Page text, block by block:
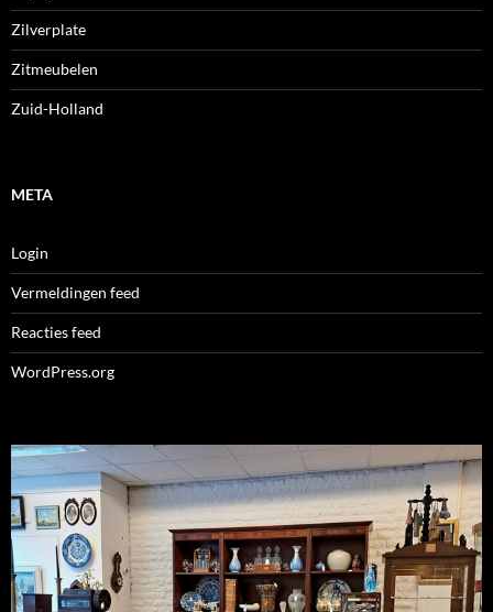
Zilverplate
Zitmeubelen
Zuid-Holland
META
Login
Vermeldingen feed
Reacties feed
WordPress.org